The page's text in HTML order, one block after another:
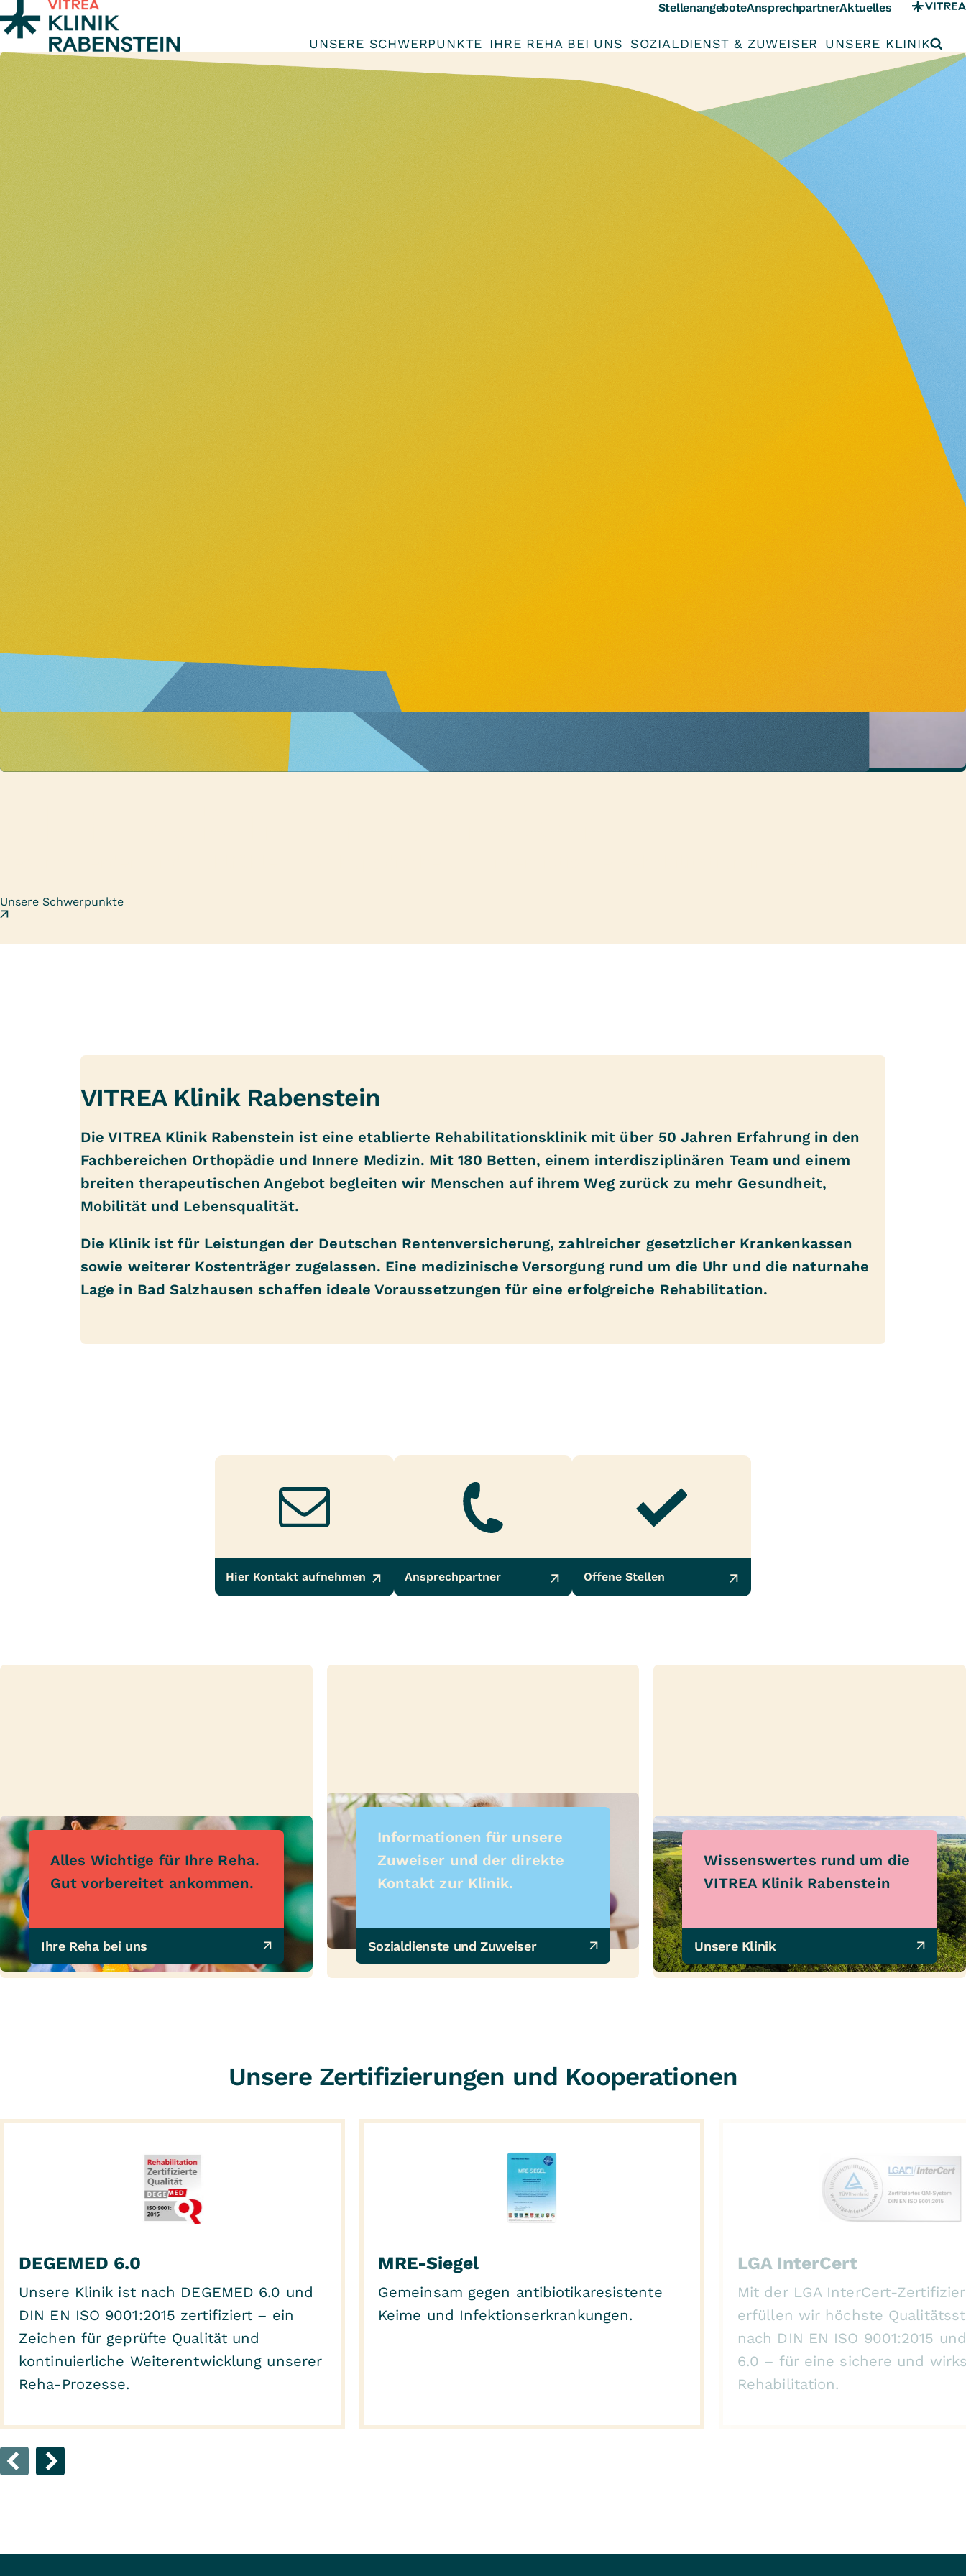
Zum Inhalt springen StellenangeboteAnsprechpartnerAktuelles
UNSERE SCHWERPUNKTE IHRE REHA BEI UNS SOZIALDIENST & ZUWEISER UNSERE KLINIK
Unsere Schwerpunkte
VITREA Klinik Rabenstein
Die VITREA Klinik Rabenstein ist eine etablierte Rehabilitationsklinik mit über 50 Jahren Erfahrung in den
Fachbereichen Orthopädie und Innere Medizin. Mit 180 Betten, einem interdisziplinären Team und einem
breiten therapeutischen Angebot begleiten wir Menschen auf ihrem Weg zurück zu mehr Gesundheit,
Mobilität und Lebensqualität.
Die Klinik ist für Leistungen der Deutschen Rentenversicherung, zahlreicher gesetzlicher Krankenkassen
sowie weiterer Kostenträger zugelassen. Eine medizinische Versorgung rund um die Uhr und die naturnahe
Lage in Bad Salzhausen schaffen ideale Voraussetzungen für eine erfolgreiche Rehabilitation.
Hier Kontakt aufnehmen Ansprechpartner Offene Stellen
Alles Wichtige für Ihre Reha.
Gut vorbereitet ankommen.
Informationen für unsere
Zuweiser und der direkte
Kontakt zur Klinik.
Sozialdienste und Zuweiser
Wissenswertes rund um die
VITREA Klinik Rabenstein
Unsere Klinik
Unsere Zertifizierungen und Kooperationen
DEGEMED 6.0
Unsere Klinik ist nach DEGEMED 6.0 und
DIN EN ISO 9001:2015 zertifiziert – ein
Zeichen für geprüfte Qualität und
kontinuierliche Weiterentwicklung unserer
Reha-Prozesse.
MRE-Siegel
Gemeinsam gegen antibiotikaresistente
Keime und Infektionserkrankungen.
LGA InterCert
Mit der LGA InterCert-
erfüllen wir höchste
nach DIN EN ISO 9001:2015
6.0 – für eine sichere und
Rehabilitation.